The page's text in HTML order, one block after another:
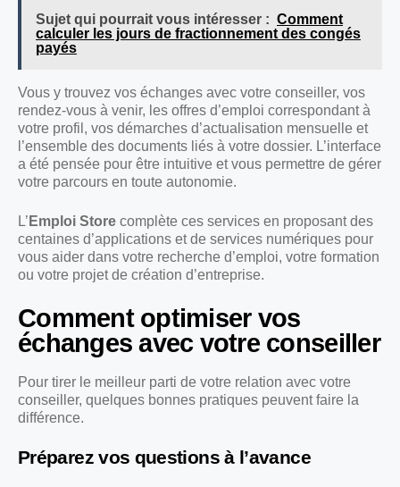
Sujet qui pourrait vous intéresser : Comment
calculer les jours de fractionnement des congés
payés
Vous y trouvez vos échanges avec votre conseiller, vos
rendez-vous à venir, les offres d’emploi correspondant à
votre profil, vos démarches d’actualisation mensuelle et
l’ensemble des documents liés à votre dossier. L’interface
a été pensée pour être intuitive et vous permettre de gérer
votre parcours en toute autonomie.
L’ Emploi Store complète ces services en proposant des
centaines d’applications et de services numériques pour
vous aider dans votre recherche d’emploi, votre formation
ou votre projet de création d’entreprise.
Comment optimiser vos
échanges avec votre conseiller
Pour tirer le meilleur parti de votre relation avec votre
conseiller, quelques bonnes pratiques peuvent faire la
différence.
Préparez vos questions à l’avance